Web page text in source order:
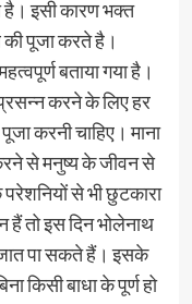
इसी कारण भक्त
की पूजा करते है।
बताया गया है।
करने के लिए हर
करनी चाहिए। माना
से मनुष्य के जीवन से
से भी छुटकारा
तो इस दिन भोलेनाथ
पा सकते हैं। इसके
किसी बाधा के पूर्ण हो